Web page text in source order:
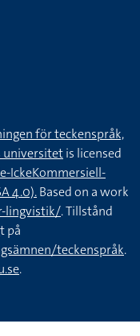
för teckenspråk,
universitetis licensed
IckeKommersiell-
4.0).Based on a work
lingvistik/. Tillstånd
på
teckenspråk.
.